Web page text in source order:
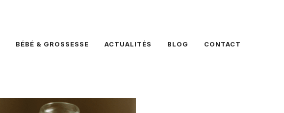
BÉBÉ & GROSSESSE ACTUALITÉS BLOG CONTACT